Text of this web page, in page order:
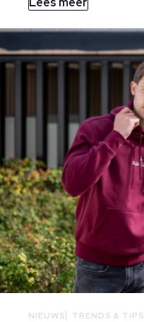
NIEUWS TRENDS & TIPS